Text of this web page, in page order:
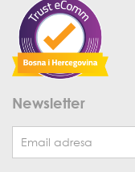
Newsletter